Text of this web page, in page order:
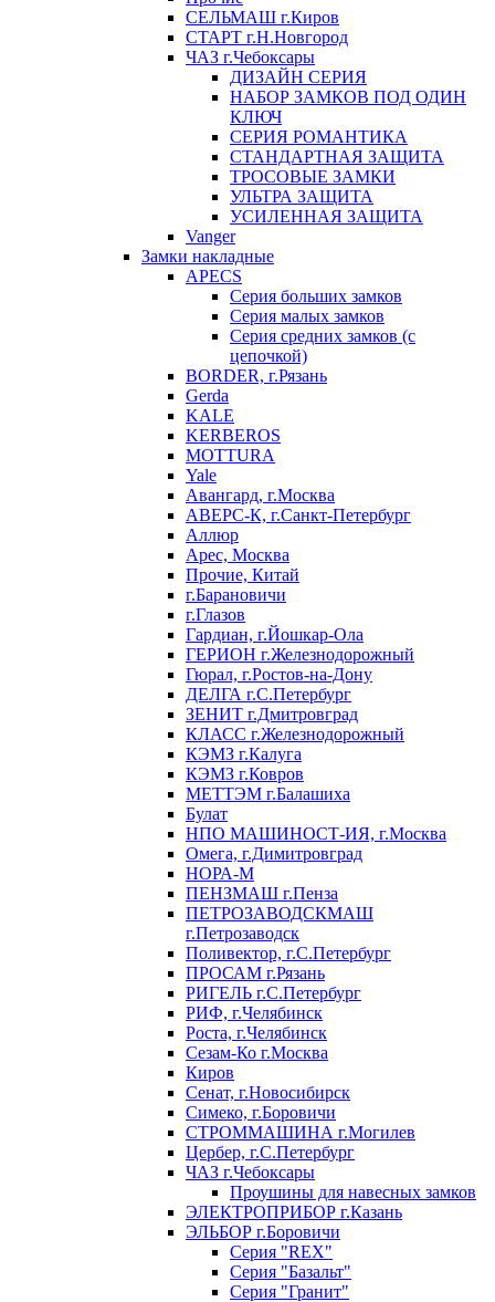
СЕЛЬМАШ г.Киров
СТАРТ г.Н.Новгород
ЧАЗ г.Чебоксары
ДИЗАЙН СЕРИЯ
НАБОР ЗАМКОВ ПОД ОДИН
КЛЮЧ
СЕРИЯ РОМАНТИКА
СТАНДАРТНАЯ ЗАЩИТА
ТРОСОВЫЕ ЗАМКИ
УЛЬТРА ЗАЩИТА
УСИЛЕННАЯ ЗАЩИТА
Vanger
Замки накладные
APECS
Серия больших замков
Серия малых замков
Серия средних замков (с
цепочкой)
BORDER, г.Рязань
Gerda
KALE
KERBEROS
MOTTURA
Yale
Авангард, г.Москва
АВЕРС-К, г.Санкт-Петербург
Аллюр
Арес, Москва
Прочие, Китай
г.Барановичи
г.Глазов
Гардиан, г.Йошкар-Ола
ГЕРИОН г.Железнодорожный
Гюрал, г.Ростов-на-Дону
ДЕЛГА г.С.Петербург
ЗЕНИТ г.Дмитровград
КЛАСС г.Железнодорожный
КЭМЗ г.Калуга
КЭМЗ г.Ковров
МЕТТЭМ г.Балашиха
Булат
НПО МАШИНОСТ-ИЯ, г.Москва
Омега, г.Димитровград
НОРА-М
ПЕНЗМАШ г.Пенза
ПЕТРОЗАВОДСКМАШ
г.Петрозаводск
Поливектор, г.С.Петербург
ПРОСАМ г.Рязань
РИГЕЛЬ г.С.Петербург
РИФ, г.Челябинск
Роста, г.Челябинск
Сезам-Ко г.Москва
Киров
Сенат, г.Новосибирск
Симеко, г.Боровичи
СТРОММАШИНА г.Могилев
Цербер, г.С.Петербург
ЧАЗ г.Чебоксары
Проушины для навесных замков
ЭЛЕКТРОПРИБОР г.Казань
ЭЛЬБОР г.Боровичи
Серия "REX"
Серия "Базальт"
Серия "Гранит"